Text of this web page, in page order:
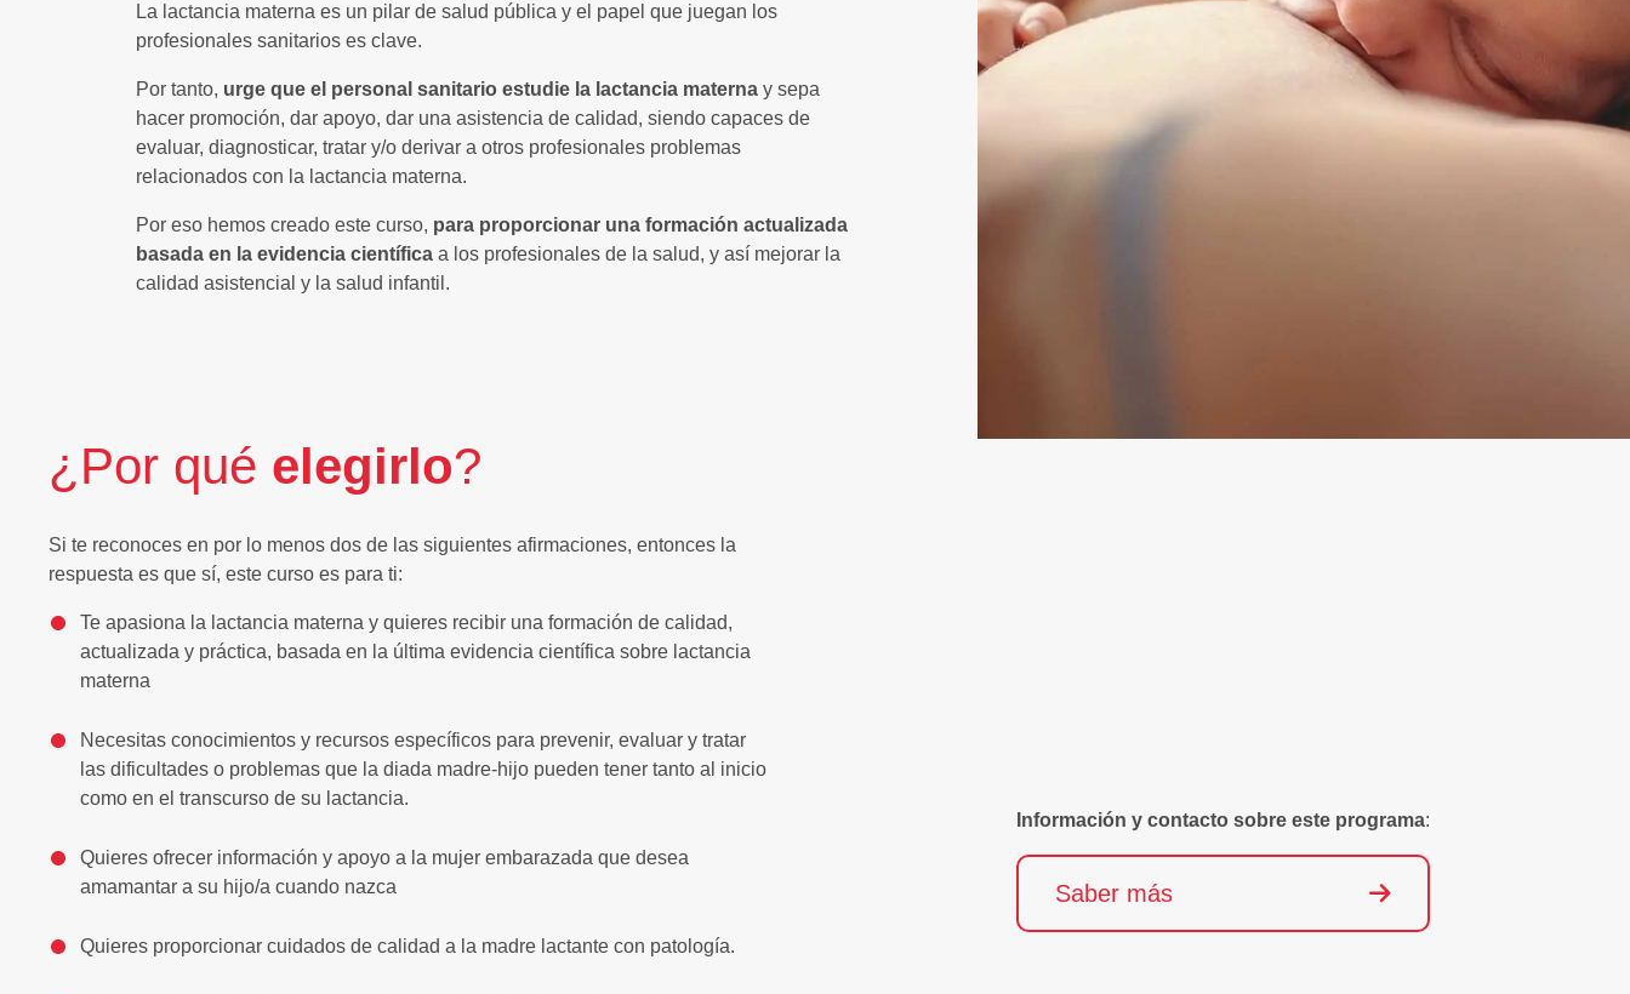
La lactancia materna es un pilar de salud pública y el papel que juegan los
profesionales sanitarios es clave.
Por tanto, urge que el personal sanitario estudie la lactancia materna y sepa
hacer promoción, dar apoyo, dar una asistencia de calidad, siendo capaces de
evaluar, diagnosticar, tratar y/o derivar a otros profesionales problemas
relacionados con la lactancia materna.
Por eso hemos creado este curso, para proporcionar una formación actualizada
basada en la evidencia científica a los profesionales de la salud, y así mejorar la
calidad asistencial y la salud infantil.
¿Por qué elegirlo?
Si te reconoces en por lo menos dos de las siguientes afirmaciones, entonces la
respuesta es que sí, este curso es para ti:
Te apasiona la lactancia materna y quieres recibir una formación de calidad,
actualizada y práctica, basada en la última evidencia científica sobre lactancia
materna
Necesitas conocimientos y recursos específicos para prevenir, evaluar y tratar
las dificultades o problemas que la diada madre-hijo pueden tener tanto al inicio
como en el transcurso de su lactancia.
Quieres ofrecer información y apoyo a la mujer embarazada que desea
amamantar a su hijo/a cuando nazca
Quieres proporcionar cuidados de calidad a la madre lactante con patología.
Información y contacto sobre este programa:
Saber más